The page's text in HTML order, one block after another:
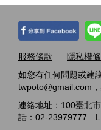
服務條款
隱私權
如您有任何問題或建
twpoto@gmail.com，
連絡地址：100臺北
話：02-23979777